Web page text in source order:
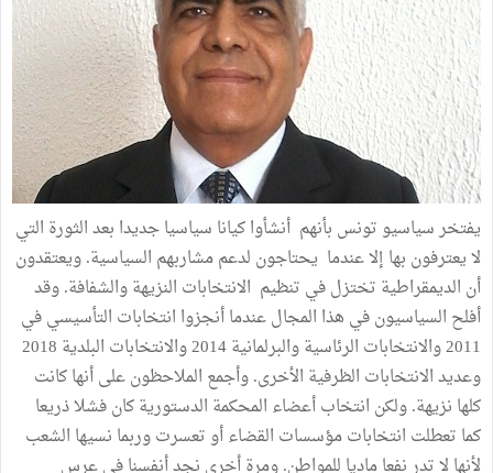
يفتخر سياسيو تونس بأنهم أنشأوا كيانا سياسيا جديدا بعد الثورة التي
لا يعترفون بها إلا عندما يحتاجون لدعم مشاربهم السياسية. ويعتقدون
أن الديمقراطية تختزل في تنظيم الانتخابات النزيهة والشفافة. وقد
أفلح السياسيون في هذا المجال عندما أنجزوا انتخابات التأسيسي في
2011 والانتخابات الرئاسية والبرلمانية 2014 والانتخابات البلدية 2018
وعديد الانتخابات الظرفية الأخرى. وأجمع الملاحظون على أنها كانت
كلها نزيهة. ولكن انتخاب أعضاء المحكمة الدستورية كان فشلا ذريعا
كما تعطلت انتخابات مؤسسات القضاء أو تعسرت وربما نسيها الشعب